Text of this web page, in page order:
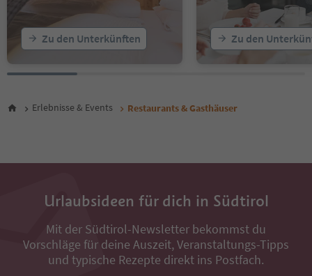
25
26
Zu den Unterkünften Zu den
Erlebnisse & Events Restaurants & Gasthäuser
Urlaubsideen für dich in Südtirol
Mit der Südtirol-Newsletter bekommst du
Vorschläge für deine Auszeit, Veranstaltungs-Tipps
und typische Rezepte direkt ins Postfach.